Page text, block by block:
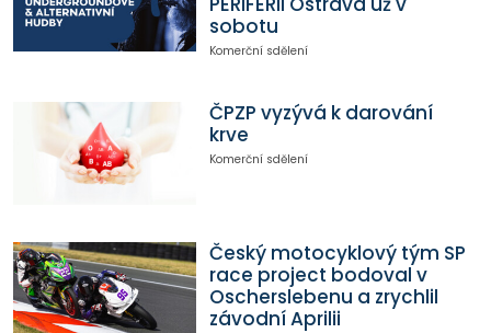
sobotu
Komerční sdělení
ČPZP vyzývá k darování
krve
Komerční sdělení
Český motocyklový tým SP
race project bodoval v
Oscherslebenu a zrychlil
závodní Aprilii